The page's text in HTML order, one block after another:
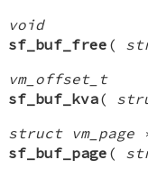
void
sf_buf_free (
vm_offset_t
sf_buf_kva(
struct vm_page
sf_buf_page (